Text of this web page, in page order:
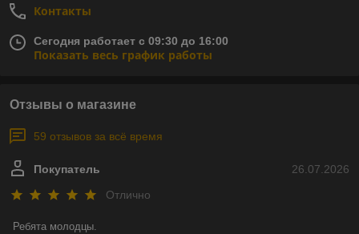
Контакты
Сегодня работает с 09:30 до 16:00
Показать весь график работы
Отзывы о магазине
59 отзывов за всё время
26.07.2026
Покупатель
Отлично
Ребята молодцы.